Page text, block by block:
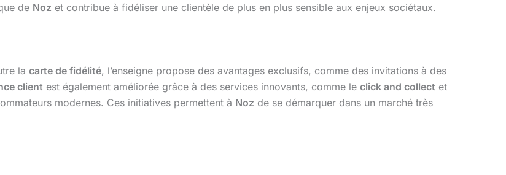
de Noz et contribue à fidéliser une clientèle de plus en plus sensible aux enjeux sociétaux.
la carte de fidélité, l’enseigne propose des avantages exclusifs, comme des invitations à des
client est également améliorée grâce à des services innovants, comme le click and collect et
modernes. Ces initiatives permettent à Noz de se démarquer dans un marché très